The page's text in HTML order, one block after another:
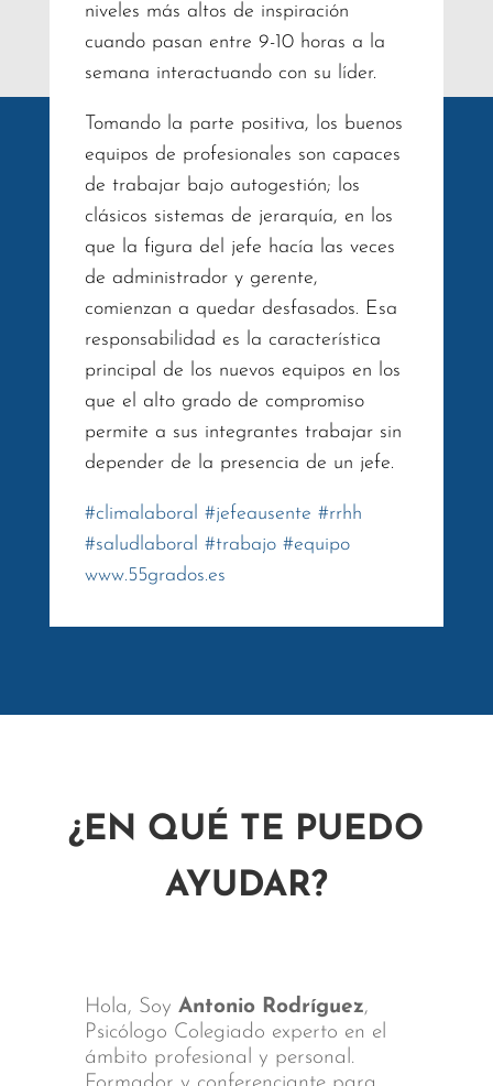
niveles más altos de inspiración
cuando pasan entre 9-10 horas a la
semana interactuando con su líder.
Tomando la parte positiva, los buenos
equipos de profesionales son capaces
de trabajar bajo autogestión; los
clásicos sistemas de jerarquía, en los
que la figura del jefe hacía las veces
de administrador y gerente,
comienzan a quedar desfasados. Esa
responsabilidad es la característica
principal de los nuevos equipos en los
que el alto grado de compromiso
permite a sus integrantes trabajar sin
depender de la presencia de un jefe.
#climalaboral #jefeausente #rrhh
#saludlaboral #trabajo #equipo
www.55grados.es
¿EN QUÉ TE PUEDO
AYUDAR?
Hola, Soy Antonio Rodríguez,
Psicólogo Colegiado experto en el
ámbito profesional y personal.